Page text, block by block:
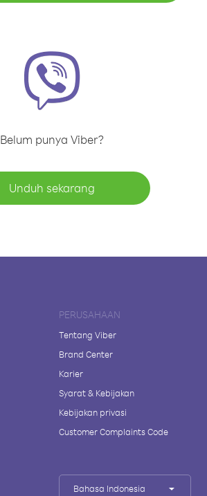
Belum punya Viber?
Unduh sekarang
PERUSAHAAN
Tentang Viber
Brand Center
Karier
Syarat & Kebijakan
Kebijakan privasi
Customer Complaints Code
Bahasa Indonesia